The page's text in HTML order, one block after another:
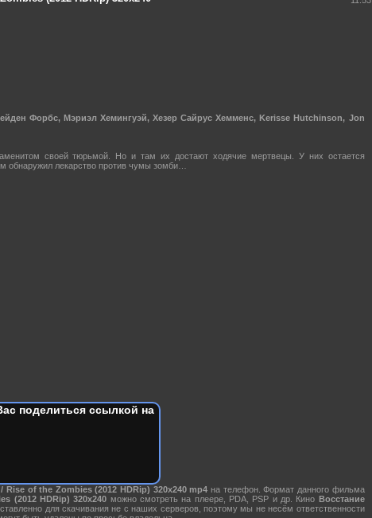
Форбс, Мэриэл Хемингуэй, Хезер Сайрус Хемменс, Kerisse Hutchinson, Jon
своей тюрьмой. Но и там их достают ходячие мертвецы. У них остается
обнаружил лекарство против чумы зомби…
поделиться ссылкой на
Rise of the Zombies (2012 HDRip) 320х240 mp4 на телефон. Формат данного фильма
(2012 HDRip) 320х240 можно смотреть на плеере, PDA, PSP и др. Кино Восстание
для скачивания не с наших серверов, поэтому мы не несём ответственности